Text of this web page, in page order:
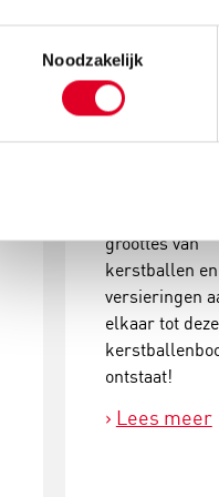
Noodzakelijk
maken
Deze
groottes van
kerstballen en
versieringen
elkaar tot
ontstaat!
Lees meer